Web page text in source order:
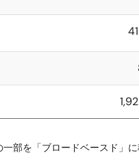
部を「ブロードベースド」